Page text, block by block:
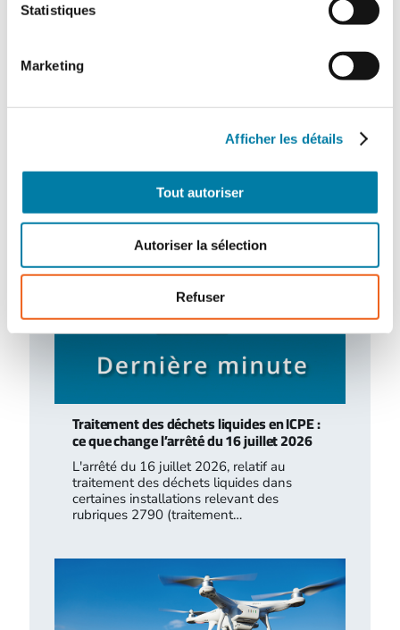
Statistiques
Marketing
Afficher les détails
Tout autoriser
Autoriser la sélection
Refuser
CH de l’Estran
Le centre hospitalier de l’Estran a organisé,
terroriste de grande ampleur. Romain…
Traitement des déchets liquides en ICPE :
ce que change l’arrêté du 16 juillet 2026
L'arrêté du 16 juillet 2026, relatif au
traitement des déchets liquides dans
certaines installations relevant des
rubriques 2790 (traitement…